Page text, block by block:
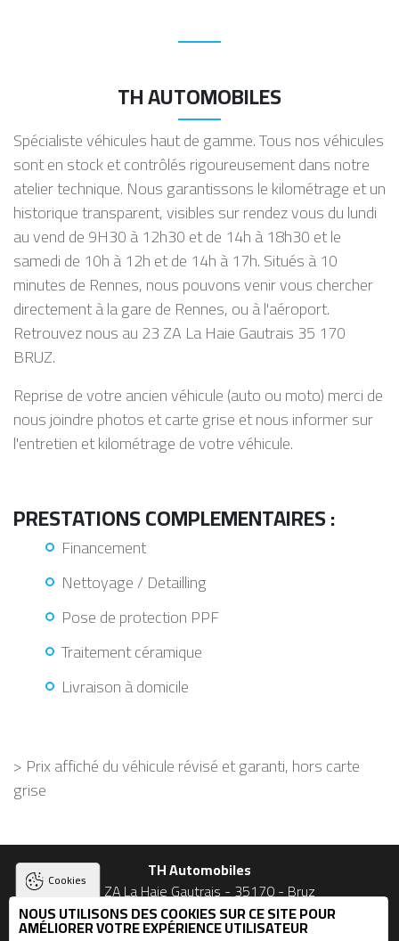
TH AUTOMOBILES
Spécialiste véhicules haut de gamme. Tous nos véhicules
sont en stock et contrôlés rigoureusement dans notre
atelier technique. Nous garantissons le kilométrage et un
historique transparent, visibles sur rendez vous du lundi
au vend de 9H30 à 12h30 et de 14h à 18h30 et le
samedi de 10h à 12h et de 14h à 17h. Situés à 10
minutes de Rennes, nous pouvons venir vous chercher
directement à la gare de Rennes, ou à l'aéroport.
Retrouvez nous au 23 ZA La Haie Gautrais 35 170
BRUZ.
Reprise de votre ancien véhicule (auto ou moto) merci de
nous joindre photos et carte grise et nous informer sur
l'entretien et kilométrage de votre véhicule.
PRESTATIONS COMPLEMENTAIRES :
Financement
Nettoyage / Detailling
Pose de protection PPF
Traitement céramique
Livraison à domicile
> Prix affiché du véhicule révisé et garanti, hors carte
grise
TH Automobiles
23 ZA La Haie Gautrais - 35170 - Bruz
02 90 56 09 03 et 06 74 49 53 27
Cookies
NOUS UTILISONS DES COOKIES SUR CE SITE POUR
AMÉLIORER VOTRE EXPÉRIENCE UTILISATEUR